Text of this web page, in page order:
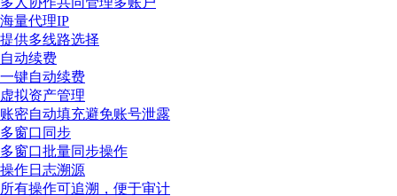
海量代理IP
提供多线路选择
自动续费
一键自动续费
虚拟资产管理
账密自动填充避免账号泄露
多窗口同步
多窗口批量同步操作
操作日志溯源
所有操作可追溯，便于审计